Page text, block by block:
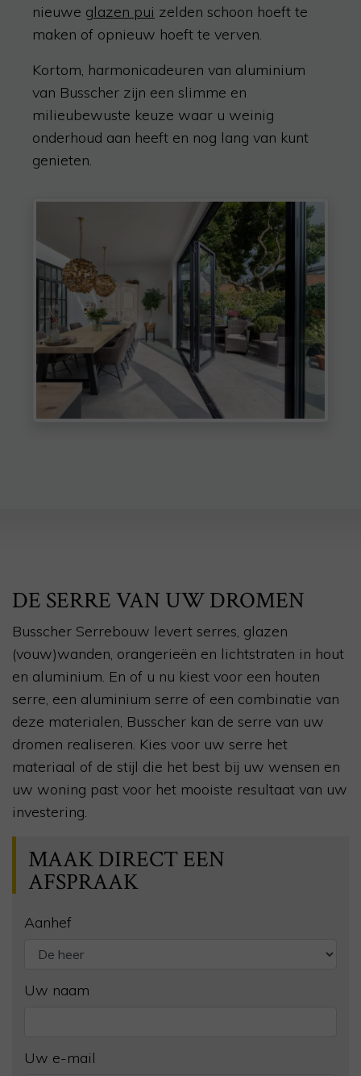
nieuwe glazen pui zelden schoon hoeft te
maken of opnieuw hoeft te verven.
Kortom, harmonicadeuren van aluminium
van Busscher zijn een slimme en
milieubewuste keuze waar u weinig
onderhoud aan heeft en nog lang van kunt
genieten.
DE SERRE VAN UW DROMEN
Busscher Serrebouw levert serres, glazen
(vouw)wanden, orangerieën en lichtstraten in hout
en aluminium. En of u nu kiest voor een houten
serre, een aluminium serre of een combinatie van
deze materialen, Busscher kan de serre van uw
dromen realiseren. Kies voor uw serre het
materiaal of de stijl die het best bij uw wensen en
uw woning past voor het mooiste resultaat van uw
investering.
MAAK DIRECT EEN
AFSPRAAK
Aanhef
Uw naam
Uw e-mail